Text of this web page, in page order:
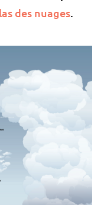
des nuages.